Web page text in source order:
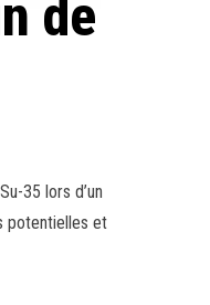
de
35 lors d’un
potentielles et